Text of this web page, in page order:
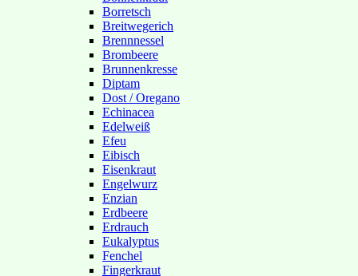
Borretsch
Breitwegerich
Brennnessel
Brombeere
Brunnenkresse
Diptam
Dost / Oregano
Echinacea
Edelweiß
Efeu
Eibisch
Eisenkraut
Engelwurz
Enzian
Erdbeere
Erdrauch
Eukalyptus
Fenchel
Fingerkraut